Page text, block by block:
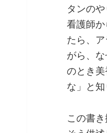
タンの
看護師
たら、
がら、
のとき
な」と
この書